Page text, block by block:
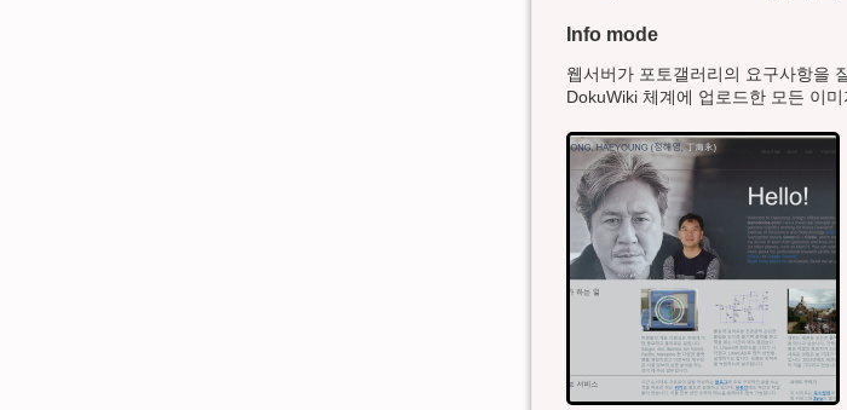
Info mode
웹서버가 포토갤러리의 요구사항을
DokuWiki 체계에 업로드한 모든 이